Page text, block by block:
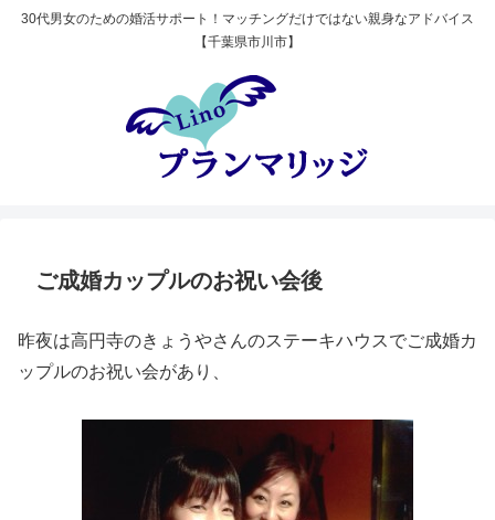
30代男女のための婚活サポート！マッチングだけではない親身なアドバイス
【千葉県市川市】
ご成婚カップルのお祝い会後
昨夜は高円寺のきょうやさんのステーキハウスでご成婚カ
ップルのお祝い会があり、